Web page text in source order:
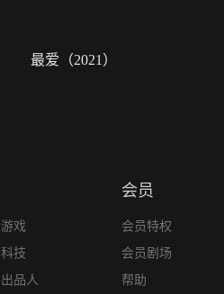
最爱（2021）
游戏
科技
出品人
会员
会员特权
会员剧场
帮助